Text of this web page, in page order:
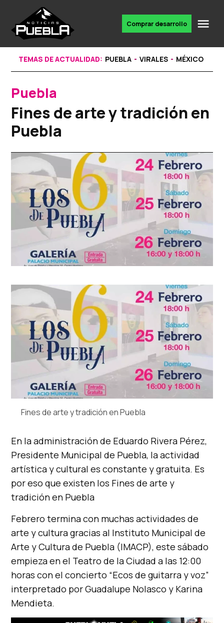
content
noticias
Comprar desarrollo
TEMAS DE ACTUALIDAD: PUEBLA VIRALES MÉXICO
POSTED
IN
Puebla
Fines de arte y tradición en
Puebla
Fines de arte y tradición en Puebla
En la administración de Eduardo Rivera Pérez,
Presidente Municipal de Puebla, la actividad
artística y cultural es constante y gratuita. Es
por eso que existen los Fines de arte y
tradición en Puebla
Febrero termina con muchas actividades de
arte y cultura gracias al Instituto Municipal de
Arte y Cultura de Puebla (IMACP), este sábado
empieza en el Teatro de la Ciudad a las 12:00
horas con el concierto “Ecos de guitarra y voz”
interpretado por Guadalupe Nolasco y Karina
Mendieta.